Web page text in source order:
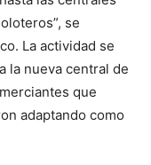
se
La actividad se
la nueva central de
que
adaptando como